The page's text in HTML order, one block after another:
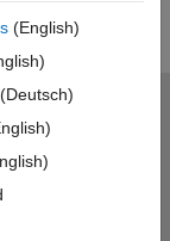
(English)
(Deutsch)